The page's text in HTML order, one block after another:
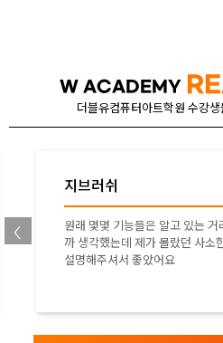
W ACADEMY
더블유컴퓨터아트학원 수강
드로잉/디지털드로잉
감사해용!!